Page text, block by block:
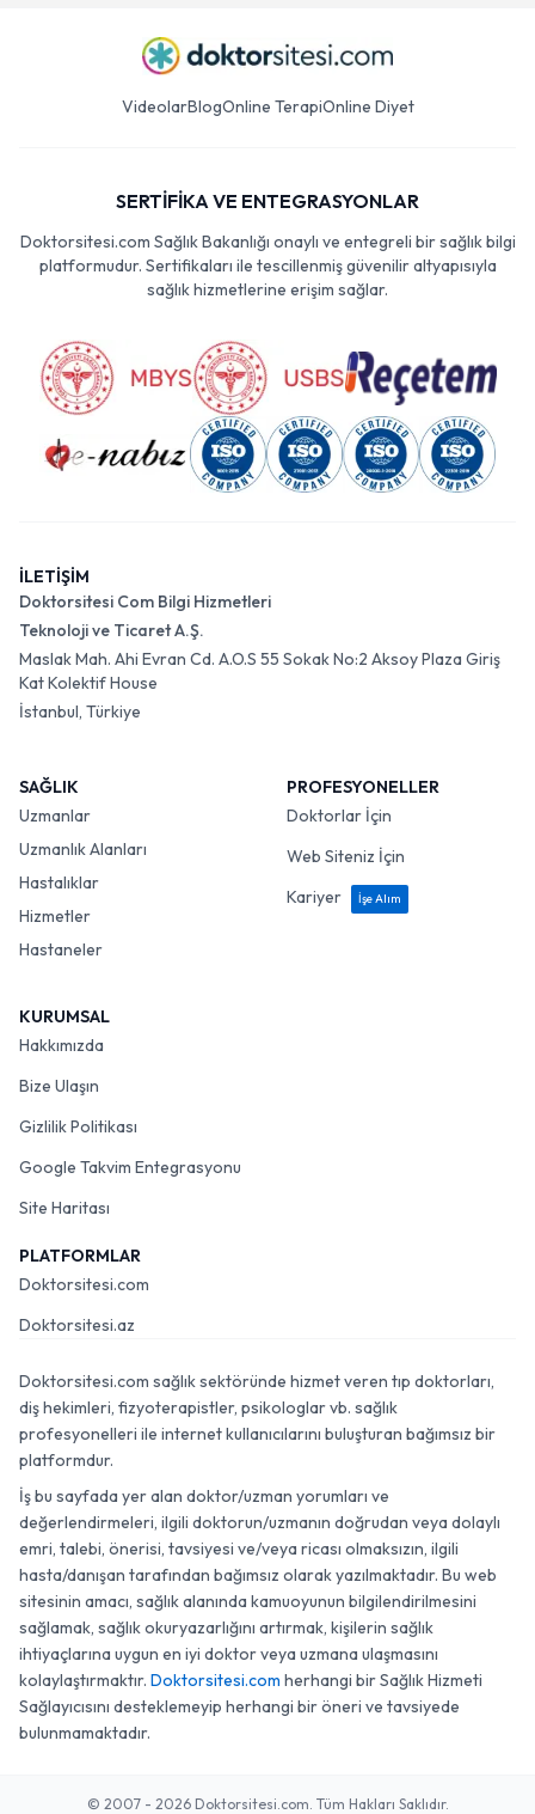
VideolarBlogOnline TerapiOnline Diyet
SERTİFİKA VE ENTEGRASYONLAR
Doktorsitesi.com Sağlık Bakanlığı onaylı ve entegreli bir sağlık bilgi
platformudur. Sertifikaları ile tescillenmiş güvenilir altyapısıyla
sağlık hizmetlerine erişim sağlar.
İLETİŞİM
Doktorsitesi Com Bilgi Hizmetleri
Teknoloji ve Ticaret A.Ş.
Maslak Mah. Ahi Evran Cd. A.O.S 55 Sokak No:2 Aksoy Plaza Giriş
Kat Kolektif House
İstanbul, Türkiye
SAĞLIK
Uzmanlar
Uzmanlık Alanları
Hastalıklar
Hizmetler
Hastaneler
PROFESYONELLER
Doktorlar İçin
Web Siteniz İçin
Kariyer
İşe Alım
KURUMSAL
Hakkımızda
Bize Ulaşın
Gizlilik Politikası
Google Takvim Entegrasyonu
Site Haritası
PLATFORMLAR
Doktorsitesi.com
Doktorsitesi.az
Doktorsitesi.com sağlık sektöründe hizmet veren tıp doktorları,
diş hekimleri, fizyoterapistler, psikologlar vb. sağlık
profesyonelleri ile internet kullanıcılarını buluşturan bağımsız bir
platformdur.
İş bu sayfada yer alan doktor/uzman yorumları ve
değerlendirmeleri, ilgili doktorun/uzmanın doğrudan veya dolaylı
emri, talebi, önerisi, tavsiyesi ve/veya ricası olmaksızın, ilgili
hasta/danışan tarafından bağımsız olarak yazılmaktadır. Bu web
sitesinin amacı, sağlık alanında kamuoyunun bilgilendirilmesini
sağlamak, sağlık okuryazarlığını artırmak, kişilerin sağlık
ihtiyaçlarına uygun en iyi doktor veya uzmana ulaşmasını
kolaylaştırmaktır. Doktorsitesi.com herhangi bir Sağlık Hizmeti
Sağlayıcısını desteklemeyip herhangi bir öneri ve tavsiyede
bulunmamaktadır.
© 2007 - 2026 Doktorsitesi.com. Tüm Hakları Saklıdır.